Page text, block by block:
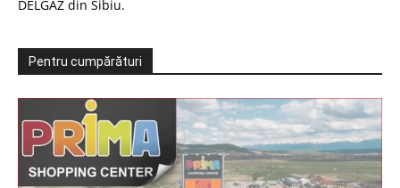
DELGAZ din Sibiu.
Pentru cumpărături